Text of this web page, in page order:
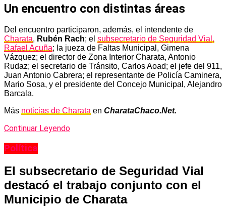
Un encuentro con distintas áreas
Del encuentro participaron, además, el intendente de
Charata, Rubén Rach; el subsecretario de Seguridad Vial,
Rafael Acuña; la jueza de Faltas Municipal, Gimena
Vázquez; el director de Zona Interior Charata, Antonio
Rudaz; el secretario de Tránsito, Carlos Aoad; el jefe del 911,
Juan Antonio Cabrera; el representante de Policía Caminera,
Mario Sosa, y el presidente del Concejo Municipal, Alejandro
Barcala.
Más noticias de Charata en CharataChaco.Net.
Continuar Leyendo
Política
El subsecretario de Seguridad Vial
destacó el trabajo conjunto con el
Municipio de Charata